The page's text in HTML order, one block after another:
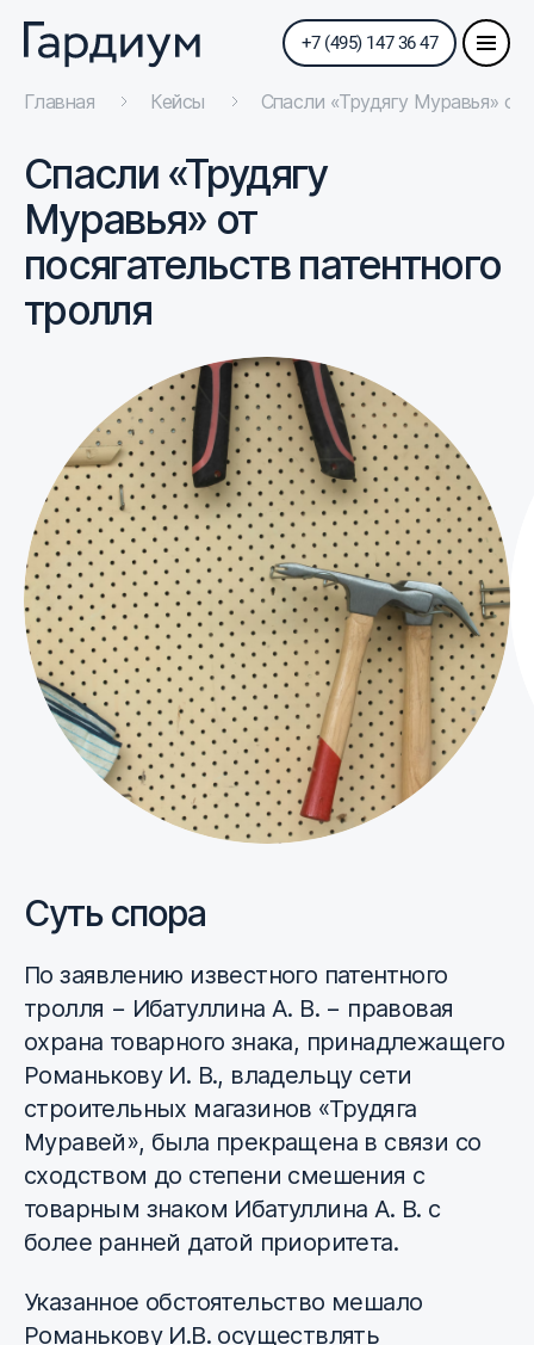
+7 (495) 147 36 47
Главная Кейсы Спасли «Трудягу Муравья» от
Спасли «Трудягу
Муравья» от
посягательств патентного
тролля
Суть спора
По заявлению известного патентного
тролля − Ибатуллина А. В. − правовая
охрана товарного знака, принадлежащего
Романькову И. В., владельцу сети
строительных магазинов «Трудяга
Муравей», была прекращена в связи со
сходством до степени смешения с
товарным знаком Ибатуллина А. В. с
более ранней датой приоритета.
Указанное обстоятельство мешало
Романькову И.В. осуществлять